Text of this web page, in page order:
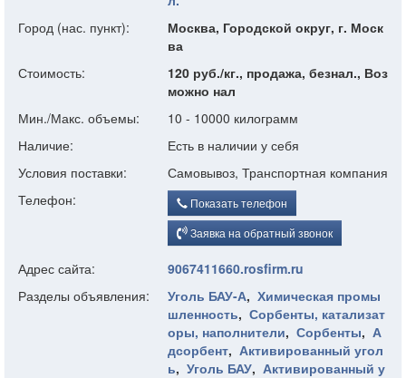
Город (нас. пункт):
Москва, Городской округ, г. Моск
ва
Стоимость:
120 руб./кг., продажа, безнал., Воз
можно нал
Мин./Макс. объемы:
10 - 10000 килограмм
Наличие:
Есть в наличии у себя
Условия поставки:
Самовывоз, Транспортная компания
Телефон:
Показать телефон
Заявка на обратный звонок
Адрес сайта:
9067411660.rosfirm.ru
Разделы объявления:
Уголь БАУ-А, Химическая промы
шленность, Сорбенты, катализат
оры, наполнители, Сорбенты, А
дсорбент, Активированный угол
ь, Уголь БАУ, Активированный у